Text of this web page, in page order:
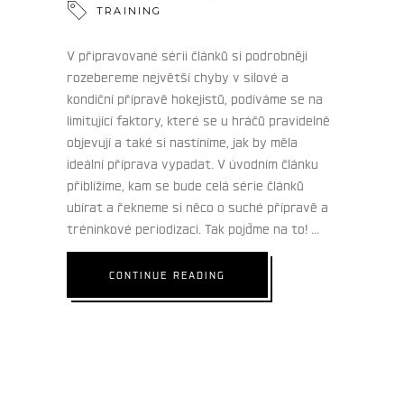
TRAINING
V připravované sérii článků si podrobněji
rozebereme největší chyby v silové a
kondiční přípravě hokejistů, podíváme se na
limitující faktory, které se u hráčů pravidelně
objevují a také si nastíníme, jak by měla
ideální příprava vypadat. V úvodním článku
přiblížíme, kam se bude celá série článků
ubírat a řekneme si něco o suché přípravě a
tréninkové periodizaci. Tak pojďme na to!
CONTINUE READING